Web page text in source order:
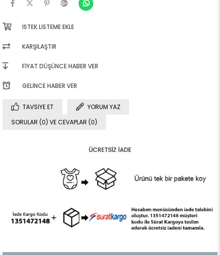
İSTEK LISTEME EKLE
KARŞILAŞTIR
FIYAT DÜŞÜNCE HABER VER
GELINCE HABER VER
TAVSIYE ET
YORUM YAZ
SORULAR (0) VE CEVAPLAR (0)